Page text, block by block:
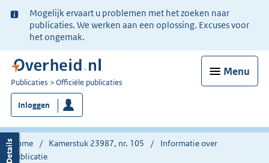
Ter
informatie:
Mogelijk ervaart u problemen met het zoeken naar
publicaties. We werken aan een oplossing. Excuses voor
het ongemak.
Menu
U
bent
nu
hier:
Publicaties Officiële publicaties
Inloggen
Home Kamerstuk 23987, nr. 105
Informatie over
publicatie